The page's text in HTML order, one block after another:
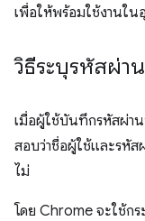
เพื่อให้พร้อมใช้งานใ
วิธีระบุรหัสผ่า
เมื่อผู้ใช้บันทึกรหัสผ่าน
สอบว่าชื่อผู้ใช้และรหัส
ไม่
โดย Chrome จะใช้ก